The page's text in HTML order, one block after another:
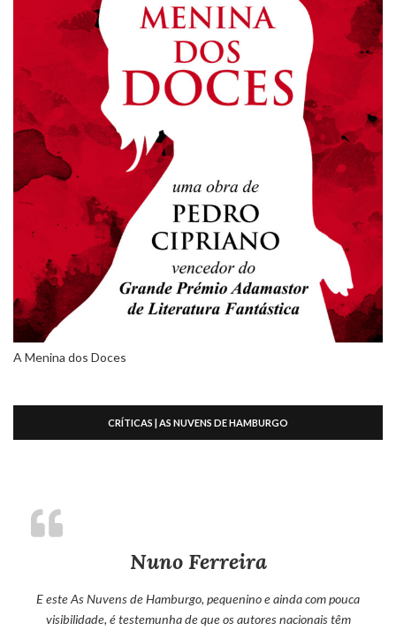
A Menina dos Doces
CRÍTICAS | AS NUVENS DE HAMBURGO
Nuno Ferreira
E este As Nuvens de Hamburgo, pequenino e ainda com pouca
visibilidade, é testemunha de que os autores nacionais têm